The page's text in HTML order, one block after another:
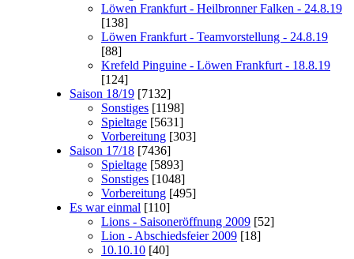
Löwen Frankfurt - Heilbronner Falken - 24.8.19
[138]
Löwen Frankfurt - Teamvorstellung - 24.8.19
[88]
Krefeld Pinguine - Löwen Frankfurt - 18.8.19
[124]
Saison 18/19 [7132]
Sonstiges [1198]
Spieltage [5631]
Vorbereitung [303]
Saison 17/18 [7436]
Spieltage [5893]
Sonstiges [1048]
Vorbereitung [495]
Es war einmal [110]
Lions - Saisoneröffnung 2009 [52]
Lion - Abschiedsfeier 2009 [18]
10.10.10 [40]